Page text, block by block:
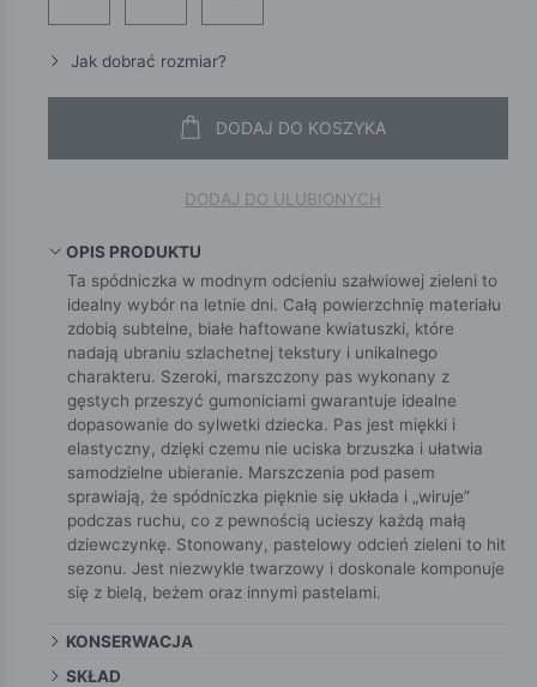
Jak dobrać rozmiar?
DODAJ DO KOSZYKA
DODAJ DO ULUBIONYCH
OPIS PRODUKTU
Ta spódniczka w modnym odcieniu szałwiowej zieleni to
idealny wybór na letnie dni. Całą powierzchnię materiału
zdobią subtelne, białe haftowane kwiatuszki, które
nadają ubraniu szlachetnej tekstury i unikalnego
charakteru. Szeroki, marszczony pas wykonany z
gęstych przeszyć gumoniciami gwarantuje idealne
dopasowanie do sylwetki dziecka. Pas jest miękki i
elastyczny, dzięki czemu nie uciska brzuszka i ułatwia
samodzielne ubieranie. Marszczenia pod pasem
sprawiają, że spódniczka pięknie się układa i „wiruje”
podczas ruchu, co z pewnością ucieszy każdą małą
dziewczynkę. Stonowany, pastelowy odcień zieleni to hit
sezonu. Jest niezwykle twarzowy i doskonale komponuje
się z bielą, beżem oraz innymi pastelami.
KONSERWACJA
SKŁAD